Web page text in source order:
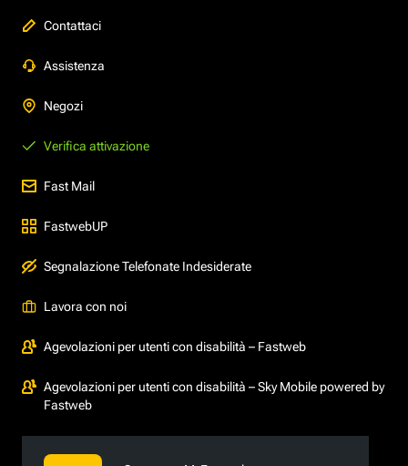
Contattaci
Assistenza
Negozi
Verifica attivazione
Fast Mail
FastwebUP
Segnalazione Telefonate Indesiderate
Lavora con noi
Agevolazioni per utenti con disabilità – Fastweb
Agevolazioni per utenti con disabilità – Sky Mobile powered by
Fastweb